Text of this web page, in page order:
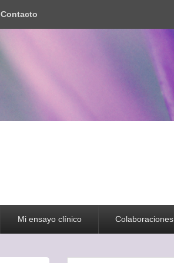
Contacto
Mi ensayo clínico Colaboraciones